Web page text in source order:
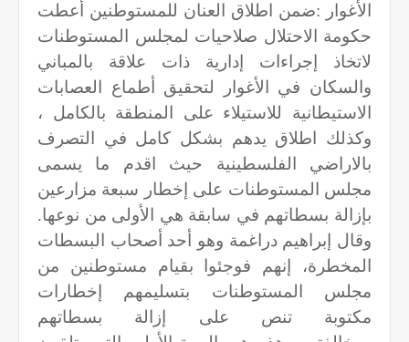
الأغوار :ضمن اطلاق العنان للمستوطنين أعطت
حكومة الاحتلال صلاحيات لمجلس المستوطنات
لاتخاذ إجراءات إدارية ذات علاقة بالمباني
والسكان في الأغوار لتحقيق أطماع العصابات
الاستيطانية للاستيلاء على المنطقة بالكامل ،
وكذلك اطلاق يدهم بشكل كامل في التصرف
بالاراضي الفلسطينية حيث اقدم ما يسمى
مجلس المستوطنات على إخطار سبعة مزارعين
بإزالة بسطاتهم في سابقة هي الأولى من نوعها.
وقال إبراهيم دراغمة وهو أحد أصحاب البسطات
المخطرة، إنهم فوجئوا بقيام مستوطنين من
مجلس المستوطنات بتسليمهم إخطارات
مكتوبة تنص على إزالة بسطاتهم